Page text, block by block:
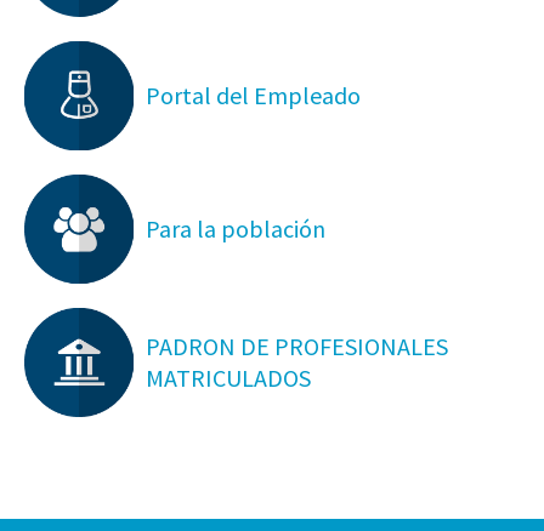
Portal del Empleado
Para la población
PADRON DE PROFESIONALES
MATRICULADOS